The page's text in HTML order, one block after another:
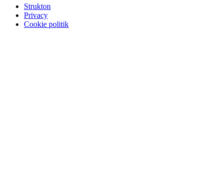
Strukton
Privacy
Cookie politik